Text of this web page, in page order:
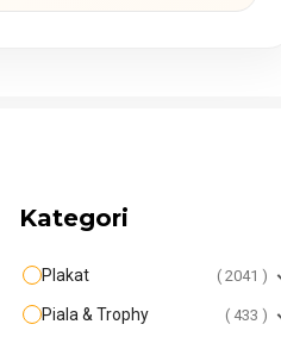
Kategori
Plakat 2041
Piala & Trophy 433